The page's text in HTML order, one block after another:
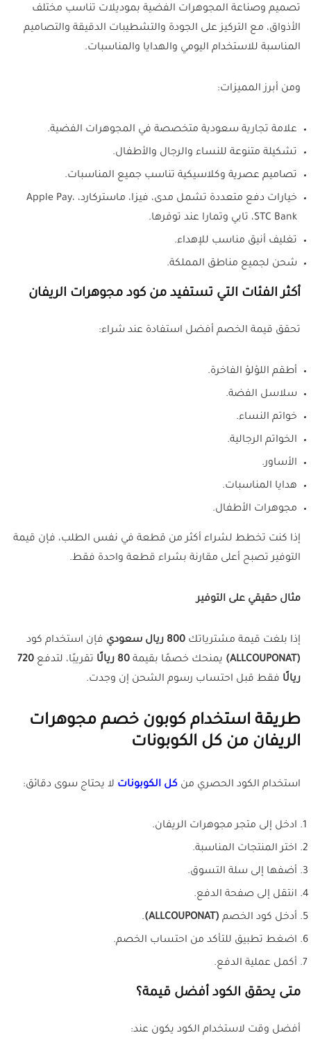
تصميم وصناعة المجوهرات الفضية بموديلات تناسب مختلف
الأذواق، مع التركيز على الجودة والتشطيبات الدقيقة والتصاميم
المناسبة للاستخدام اليومي والهدايا والمناسبات.
ومن أبرز المميزات:
علامة تجارية سعودية متخصصة في المجوهرات الفضية.
تشكيلة متنوعة للنساء والرجال والأطفال.
تصاميم عصرية وكلاسيكية تناسب جميع المناسبات.
خيارات دفع متعددة تشمل مدى، فيزا، ماستركارد، Apple Pay،
STC Bank، تابي وتمارا عند توفرها.
تغليف أنيق مناسب للإهداء.
شحن لجميع مناطق المملكة.
أكثر الفئات التي تستفيد من كود مجوهرات الريفان
تحقق قيمة الخصم أفضل استفادة عند شراء:
أطقم اللؤلؤ الفاخرة.
سلاسل الفضة.
خواتم النساء.
الخواتم الرجالية.
الأساور.
هدايا المناسبات.
مجوهرات الأطفال.
إذا كنت تخطط لشراء أكثر من قطعة في نفس الطلب، فإن قيمة
التوفير تصبح أعلى مقارنة بشراء قطعة واحدة فقط.
مثال حقيقي على التوفير
إذا بلغت قيمة مشترياتك 800 ريال سعودي
فإن استخدام كود
(ALLCOUPONAT)
يمنحك خصمًا بقيمة 80 ريالًا تقريبًا، لتدفع 720
ريالًا فقط قبل احتساب رسوم الشحن إن وجدت.
طريقة استخدام كوبون خصم مجوهرات
الريفان من كل الكوبونات
استخدام الكود الحصري من كل الكوبونات لا يحتاج سوى دقائق:
ادخل إلى متجر مجوهرات الريفان.
اختر المنتجات المناسبة.
أضفها إلى سلة التسوق.
انتقل إلى صفحة الدفع.
أدخل كود الخصم (ALLCOUPONAT)
.
اضغط تطبيق للتأكد من احتساب الخصم.
أكمل عملية الدفع.
متى يحقق الكود أفضل قيمة؟
أفضل وقت لاستخدام الكود يكون عند: